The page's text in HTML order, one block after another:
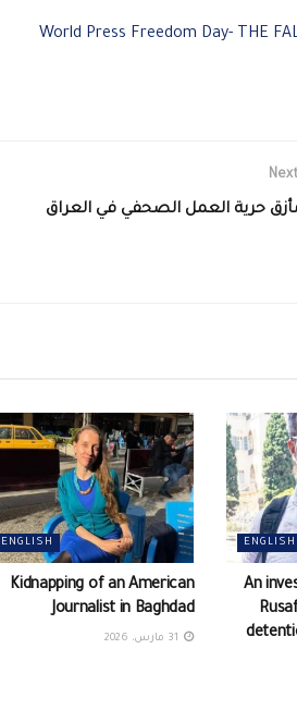
World Press Freedom Day- THE
حرية العمل الصحفي في العراق
ENGLISH
An
ENGLISH
Kidnapping of an American
Journalist in Baghdad